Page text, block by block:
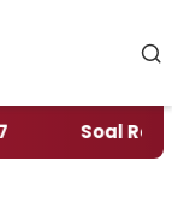
Rencana